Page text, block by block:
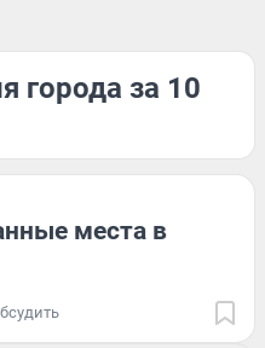
города за 10
места в